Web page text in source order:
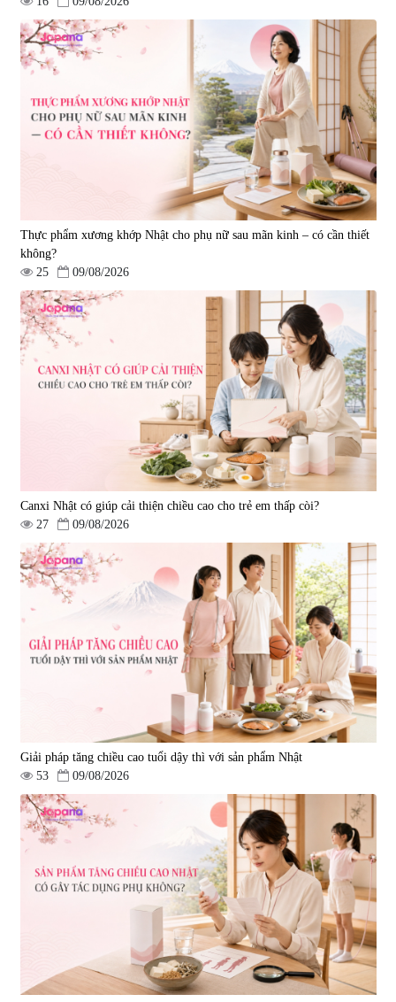
Thực phẩm xương khớp Nhật cho phụ nữ sau mãn kinh – có cần thiết
không?
25
09/08/2026
Canxi Nhật có giúp cải thiện chiều cao cho trẻ em thấp còi?
27
09/08/2026
Giải pháp tăng chiều cao tuổi dậy thì với sản phẩm Nhật
53
09/08/2026